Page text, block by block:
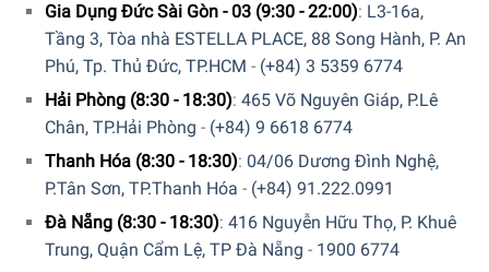
bạn có thể chỉ ra thời điểm bạn bảo quản thực phẩm nào
hoặc hạn sử dụng của thực phẩm đó. Ngoài ra các hộp
chân không Status được đóng kín và không thể mở mà
không nhả van.
Gia Dụng Đức Sài Gòn - 03 (9:30 - 22:00): L3-16a,
Tầng 3, Tòa nhà ESTELLA PLACE, 88 Song Hành, P. An
Phú, Tp. Thủ Đức, TP.HCM - (+84) 3 5359 6774
Hải Phòng (8:30 - 18:30): 465 Võ Nguyên Giáp, P.Lê
Chân, TP.Hải Phòng - (+84) 9 6618 6774
Thanh Hóa (8:30 - 18:30): 04/06 Dương Đình Nghệ,
P.Tân Sơn, TP.Thanh Hóa - (+84) 91.222.0991
Đà Nẵng (8:30 - 18:30): 416 Nguyễn Hữu Thọ, P. Khuê
Trung, Quận Cẩm Lệ, TP Đà Nẵng - 1900 6774